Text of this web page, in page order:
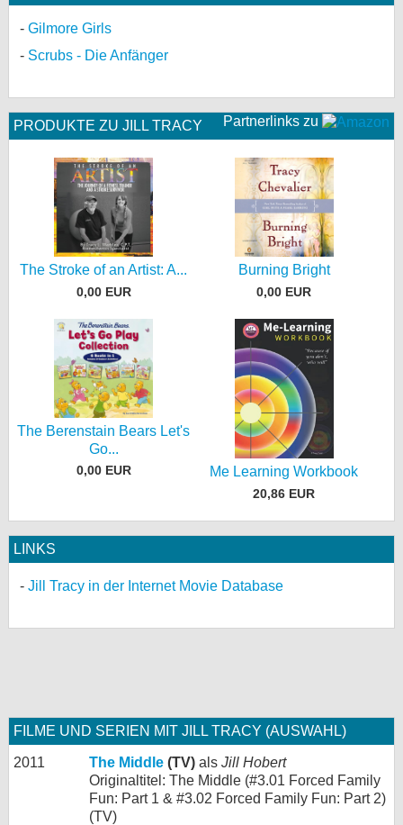
Gilmore Girls
Scrubs - Die Anfänger
Partnerlinks zu
PRODUKTE ZU JILL TRACY
The Stroke of an Artist: A...
0,00 EUR
Burning Bright
0,00 EUR
The Berenstain Bears Let's
Go...
0,00 EUR Me Learning Workbook
20,86 EUR
LINKS
Jill Tracy in der Internet Movie Database
FILME UND SERIEN MIT JILL TRACY (AUSWAHL)
2011 The Middle (TV) als Jill Hobert
Originaltitel: The Middle (#3.01 Forced Family
Fun: Part 1 & #3.02 Forced Family Fun: Part 2)
(TV)